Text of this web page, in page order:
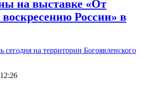
на выставке «От
России» в
сегодня на территории Богоявленского